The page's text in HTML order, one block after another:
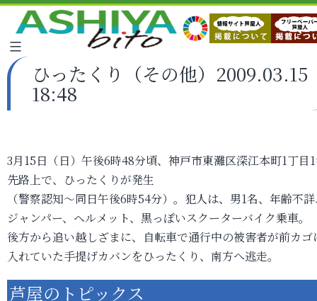
ひったくり（その他）2009.03.15
18:48
3月15日（日）午後6時48分頃、神戸市東灘区深江本町1丁目
先路上で、ひったくりが発生
（警察認知～同日午後6時54分）。犯人は、男1名、年齢不
ジャンパー、ヘルメット、黒っぽいスクーターバイク乗車。
後方から追い越しざまに、自転車で通行中の被害者が前カゴ
入れていた手提げカバンをひったくり、南方へ逃走。
芦屋のトピックス